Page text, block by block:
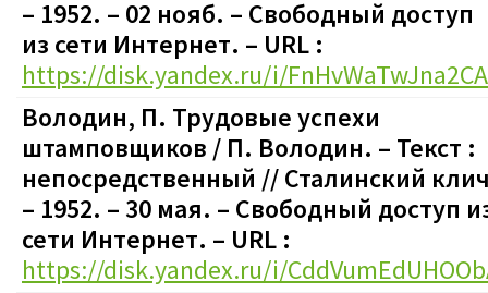
– 1952. – 02 нояб. – Свободный доступ
из сети Интернет. – URL :
https://disk.yandex.ru/i/FnHvWaTwJna2CA
Володин, П. Трудовые успехи
штамповщиков / П. Володин. – Текст :
непосредственный // Сталинский
– 1952. – 30 мая. – Свободный доступ
сети Интернет. – URL :
https://disk.yandex.ru/i/